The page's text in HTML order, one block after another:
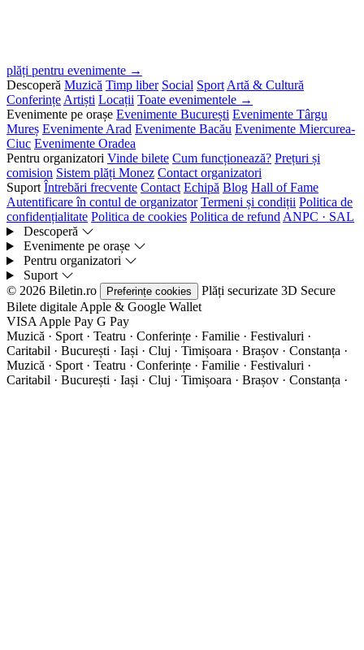
plăți pentru evenimente →
Descoperă Muzică Timp liber Social Sport Artă & Cultură
Conferințe Artiști Locații Toate evenimentele →
Evenimente pe orașe Evenimente București Evenimente Târgu
Mureș Evenimente Arad Evenimente Bacău Evenimente Miercurea-
Ciuc Evenimente Oradea
Pentru organizatori Vinde bilete Cum funcționează? Prețuri și
comision Sistem plăți Monez Contact organizatori
Suport Întrebări frecvente Contact Echipă Blog Hall of Fame
Autentificare în contul de organizator Termeni și condiții Politica de
confidențialitate Politica de cookies Politica de refund ANPC · SAL
Descoperă
Evenimente pe orașe
Pentru organizatori
Suport
© 2026 Biletin.ro
Preferințe cookies Plăți securizate 3D Secure
Bilete digitale Apple & Google Wallet
VISA Apple Pay G Pay
Muzică · Sport · Teatru · Conferințe · Familie · Festivaluri ·
Caritabil · București · Iași · Cluj · Timișoara · Brașov · Constanța ·
Muzică · Sport · Teatru · Conferințe · Familie · Festivaluri ·
Caritabil · București · Iași · Cluj · Timișoara · Brașov · Constanța ·